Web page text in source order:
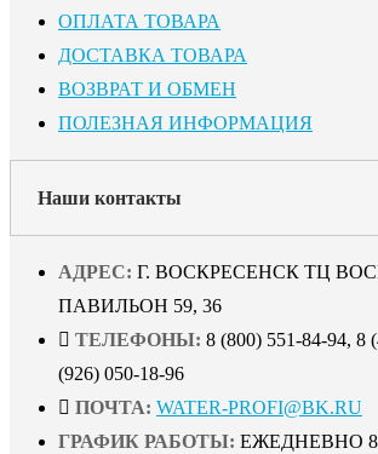
ОПЛАТА ТОВАРА
ДОСТАВКА ТОВАРА
ВОЗВРАТ И ОБМЕН
ПОЛЕЗНАЯ ИНФОРМАЦИЯ
Наши контакты
АДРЕС: Г. ВОСКРЕСЕНСК ТЦ
ПАВИЛЬОН 59, 36
ТЕЛЕФОНЫ: 8 (800) 551-84-94, 8
(926) 050-18-96
ПОЧТА: WATER-PROFI@BK.RU
ГРАФИК РАБОТЫ: ЕЖЕДНЕВНО